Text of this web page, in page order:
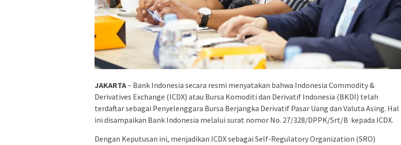
JAKARTA– Bank Indonesia secara resmi menyatakan bahwa Indonesia Commodity &
Derivatives Exchange (ICDX) atau Bursa Komoditi dan Derivatif Indonesia (BKDI) telah
terdaftar sebagai Penyelenggara Bursa Berjangka Derivatif Pasar Uang dan Valuta Asing. Hal
ini disampaikan Bank Indonesia melalui surat nomor No. 27/328/DPPK/Srt/B kepada ICDX.
Dengan Keputusan ini, menjadikan ICDX sebagai Self-Regulatory Organization (SRO)